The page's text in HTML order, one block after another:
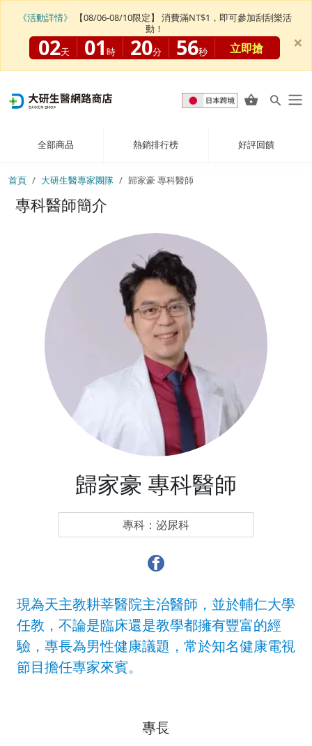
全部商品 熱銷排行榜 好評回饋
首頁 大研生醫專家團隊 歸家豪 專科醫師
專科醫師簡介
歸家豪 專科醫師
專科：泌尿科
現為天主教耕莘醫院主治醫師，並於輔仁大學
任教，不論是臨床還是教學都擁有豐富的經
驗，專長為男性健康議題，常於知名健康電視
節目擔任專家來賓。
專長
《活動詳情》
【08/06-08/10限定】 消費滿NT$1，即可參加刮刮樂活
動！
02天 01 時 20分 56秒 立即搶 ×